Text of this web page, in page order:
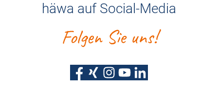
häwa auf Social-Media
Folgen Sie uns!